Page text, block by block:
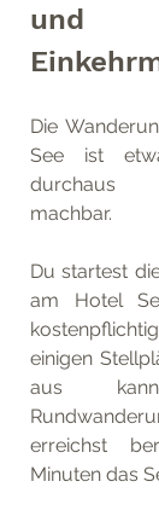
und
Die
See ist
durchaus
machbar.
Du startest
am Hotel
einigen
aus
erreichst
Minuten das